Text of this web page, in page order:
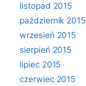
listopad 2015
październik 2015
wrzesień 2015
sierpień 2015
lipiec 2015
czerwiec 2015